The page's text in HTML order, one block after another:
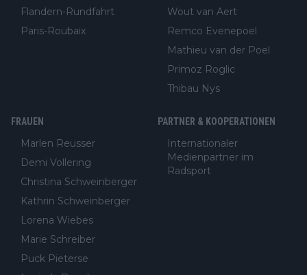
Flandern-Rundfahrt
Paris-Roubaix
Wout van Aert
Remco Evenepoel
Mathieu van der Poel
Primoz Roglic
Thibau Nys
FRAUEN
Marlen Reusser
Demi Vollering
Christina Schweinberger
Kathrin Schweinberger
Lorena Wiebes
Marie Schreiber
Puck Pieterse
PARTNER & KOOPERATIONEN
Internationaler
Medienpartner im
Radsport